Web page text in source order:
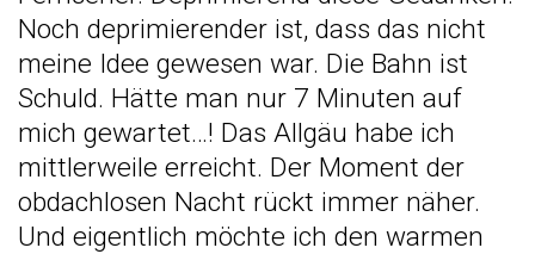
Noch deprimierender ist, dass das nicht
meine Idee gewesen war. Die Bahn ist
Schuld. Hätte man nur 7 Minuten auf
mich gewartet…! Das Allgäu habe ich
mittlerweile erreicht. Der Moment der
obdachlosen Nacht rückt immer näher.
Und eigentlich möchte ich den warmen